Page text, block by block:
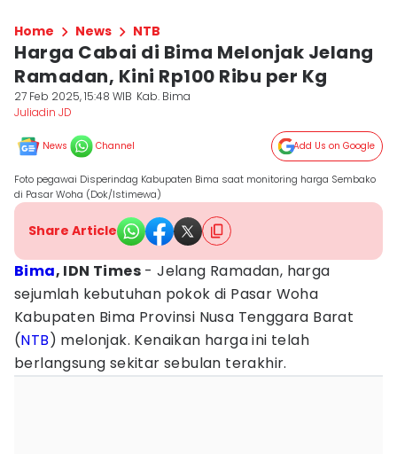
Home News NTB
Harga Cabai di Bima Melonjak Jelang
Ramadan, Kini Rp100 Ribu per Kg
27 Feb 2025, 15:48 WIB Kab. Bima
Juliadin JD
News Channel Add Us on Google
Foto pegawai Disperindag Kabupaten Bima saat monitoring harga Sembako
di Pasar Woha (Dok/Istimewa)
Share Article
Bima, IDN Times - Jelang Ramadan, harga
sejumlah kebutuhan pokok di Pasar Woha
Kabupaten Bima Provinsi Nusa Tenggara Barat
(NTB) melonjak. Kenaikan harga ini telah
berlangsung sekitar sebulan terakhir.